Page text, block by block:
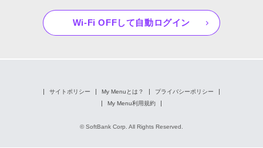
Wi-Fi OFFして自動ログイン
サイトポリシー My Menuとは？
プライバシーポリシー
My Menu利用規約
© SoftBank Corp. All Rights Reserved.